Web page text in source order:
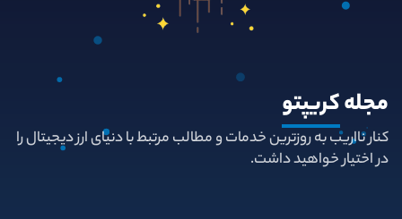
مجلهکریپتو
کنار نااریب به روزترین خدمات و مطالب مرتبط با دنیای ارز دیجیتال را
در اختیار خواهید داشت.